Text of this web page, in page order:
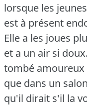
lorsque les
est à présent
Elle a les joues
et a un air si doux.
tombé amoureux
que dans un
qu'il dirait s'il la